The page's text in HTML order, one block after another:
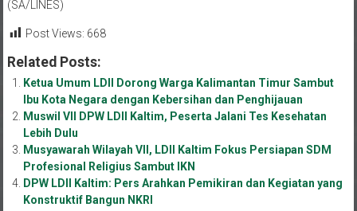
(SA/LINES)
Post Views: 668
Related Posts:
Ketua Umum LDII Dorong Warga Kalimantan Timur Sambut
Ibu Kota Negara dengan Kebersihan dan Penghijauan
Muswil VII DPW LDII Kaltim, Peserta Jalani Tes Kesehatan
Lebih Dulu
Musyawarah Wilayah VII, LDII Kaltim Fokus Persiapan SDM
Profesional Religius Sambut IKN
DPW LDII Kaltim: Pers Arahkan Pemikiran dan Kegiatan yang
Konstruktif Bangun NKRI